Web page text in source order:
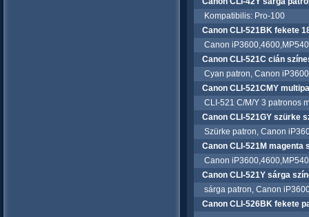
Kompatibilis: Pro-100
Canon CLI-521BK fekete
Canon
Canon CLI-521C cián
Cyan patron, Canon
Canon CLI-521CMY
CLI-521 C/M/Y 3 patronos
Canon CLI-521GY szürke
Szürke patron, Canon
Canon CLI-521M magenta
Canon
Canon CLI-521Y sárga
sárga patron, Canon
Canon CLI-526BK fekete